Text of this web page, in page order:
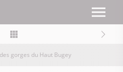
gorges du Haut Bugey